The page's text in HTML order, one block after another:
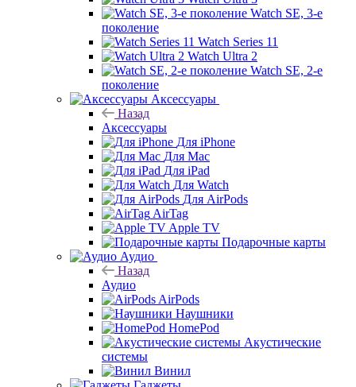
Watch SE, 3-е
поколение
Watch Series 11
Watch Ultra 2
Watch SE, 2-е
поколение
Аксессуары
Назад
Аксессуары
Для iPhone
Для Mac
Для iPad
Для Watch
Для AirPods
AirTag
Apple TV
Подарочные карты
Аудио
Назад
Аудио
AirPods
Наушники
HomePod
Акустические
системы
Винил